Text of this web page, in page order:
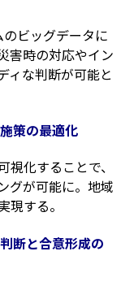
ビッグデータに
害時の対応やイン
ィな判断が可能と
策の最適化
化することで、
グが可能に。地域
する。
断と合意形成の